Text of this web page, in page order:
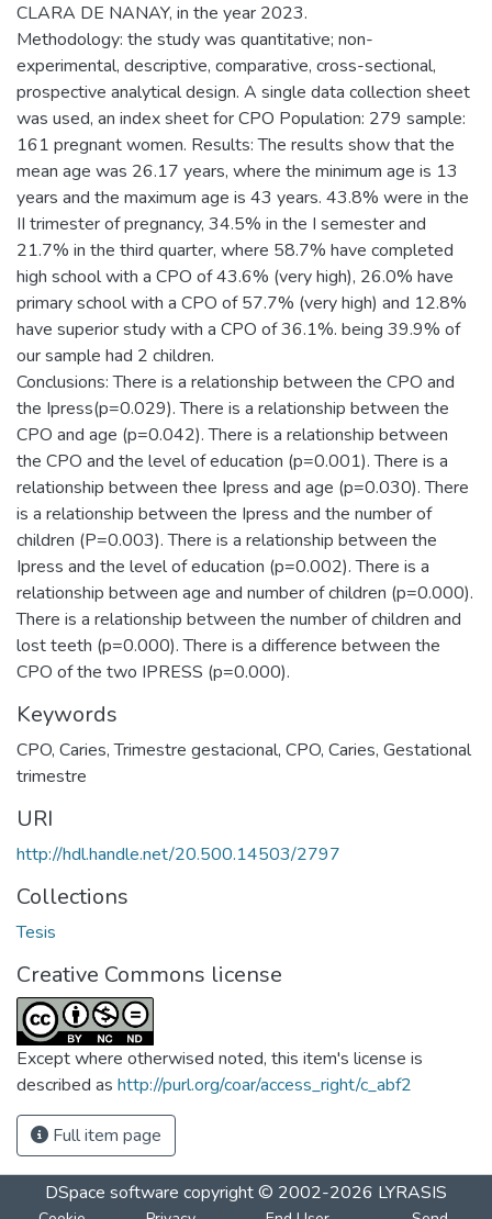
CLARA DE NANAY, in the year 2023.
Methodology: the study was quantitative; non-
experimental, descriptive, comparative, cross-sectional,
prospective analytical design. A single data collection sheet
was used, an index sheet for CPO Population: 279 sample:
161 pregnant women. Results: The results show that the
mean age was 26.17 years, where the minimum age is 13
years and the maximum age is 43 years. 43.8% were in the
II trimester of pregnancy, 34.5% in the I semester and
21.7% in the third quarter, where 58.7% have completed
high school with a CPO of 43.6% (very high), 26.0% have
primary school with a CPO of 57.7% (very high) and 12.8%
have superior study with a CPO of 36.1%. being 39.9% of
our sample had 2 children.
Conclusions: There is a relationship between the CPO and
the Ipress(p=0.029). There is a relationship between the
CPO and age (p=0.042). There is a relationship between
the CPO and the level of education (p=0.001). There is a
relationship between thee Ipress and age (p=0.030). There
is a relationship between the Ipress and the number of
children (P=0.003). There is a relationship between the
Ipress and the level of education (p=0.002). There is a
relationship between age and number of children (p=0.000).
There is a relationship between the number of children and
lost teeth (p=0.000). There is a difference between the
CPO of the two IPRESS (p=0.000).
Keywords
CPO, Caries,Trimestre gestacional, CPO, Caries, Gestational
trimestre
URI
http://hdl.handle.net/20.500.14503/2797
Collections
Tesis
Creative Commons license
Except where otherwised noted, this item's license is
described as http://purl.org/coar/access_right/c_abf2
Full item page
DSpace software copyright © 2002-2026 LYRASIS